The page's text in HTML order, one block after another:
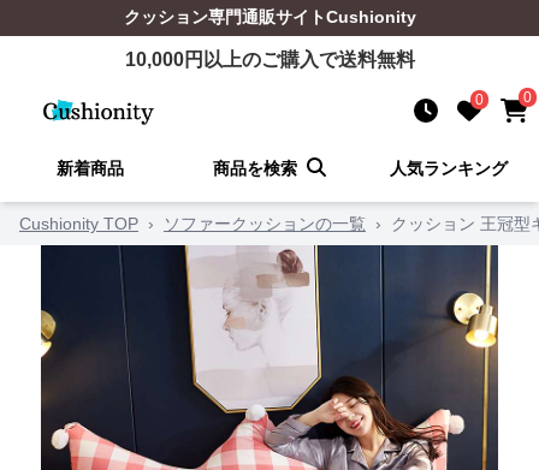
クッション専門通販サイトCushionity
10,000円以上のご購入で送料無料
0 0
新着商品 商品を検索 人気ランキング
Cushionity TOP › ソファークッションの一覧 › クッション 王冠型